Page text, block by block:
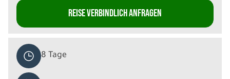
REISE VERBINDLICH ANFRAGEN
8 Tage